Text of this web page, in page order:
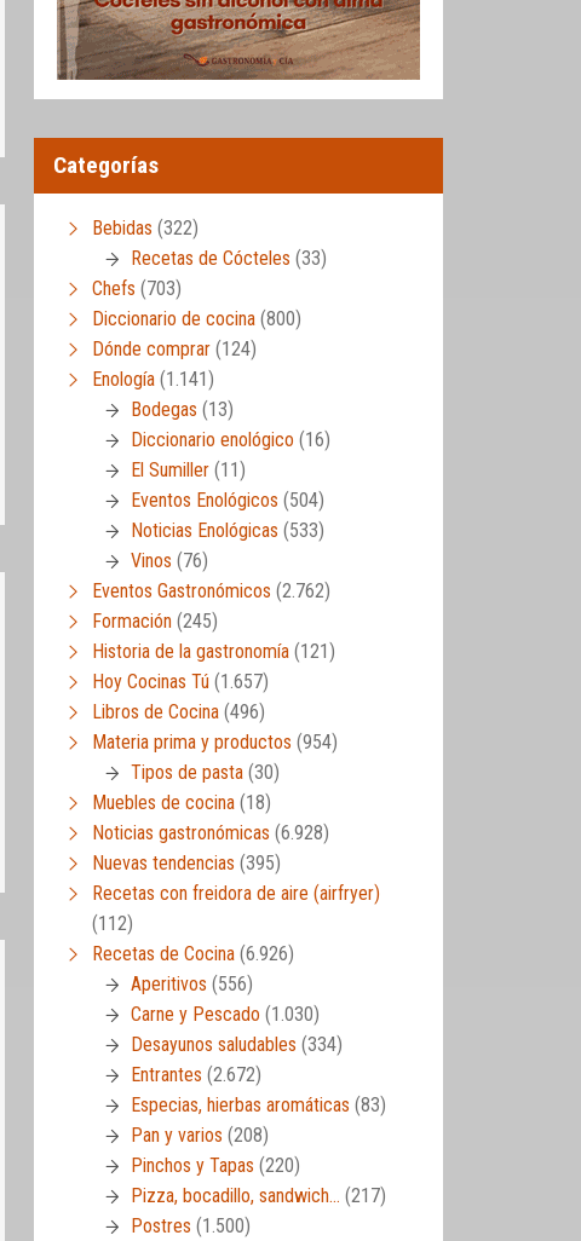
Categorías
Bebidas (322)
Recetas de Cócteles (33)
Chefs (703)
Diccionario de cocina (800)
Dónde comprar (124)
Enología (1.141)
Bodegas (13)
Diccionario enológico (16)
El Sumiller (11)
Eventos Enológicos (504)
Noticias Enológicas (533)
Vinos (76)
Eventos Gastronómicos (2.762)
Formación (245)
Historia de la gastronomía (121)
Hoy Cocinas Tú (1.657)
Libros de Cocina (496)
Materia prima y productos (954)
Tipos de pasta (30)
Muebles de cocina (18)
Noticias gastronómicas (6.928)
Nuevas tendencias (395)
Recetas con freidora de aire (airfryer)
(112)
Recetas de Cocina (6.926)
Aperitivos (556)
Carne y Pescado (1.030)
Desayunos saludables (334)
Entrantes (2.672)
Especias, hierbas aromáticas (83)
Pan y varios (208)
Pinchos y Tapas (220)
Pizza, bocadillo, sandwich… (217)
Postres (1.500)